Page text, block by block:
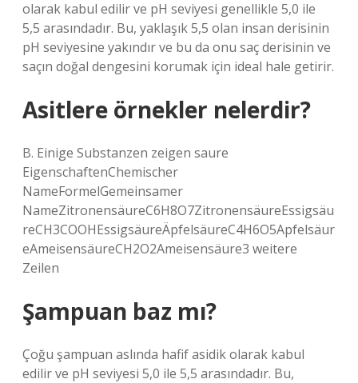
olarak kabul edilir ve pH seviyesi genellikle 5,0 ile
5,5 arasındadır. Bu, yaklaşık 5,5 olan insan derisinin
pH seviyesine yakındır ve bu da onu saç derisinin ve
saçın doğal dengesini korumak için ideal hale getirir.
Asitlere örnekler nelerdir?
B. Einige Substanzen zeigen saure
EigenschaftenChemischer
NameFormelGemeinsamer
NameZitronensäureC6H8O7ZitronensäureEssigsäu
reCH3COOHEssigsäureÄpfelsäureC4H6O5Apfelsäur
eAmeisensäureCH2O2Ameisensäure3 weitere
Zeilen
Şampuan baz mı?
Çoğu şampuan aslında hafif asidik olarak kabul
edilir ve pH seviyesi 5,0 ile 5,5 arasındadır. Bu,